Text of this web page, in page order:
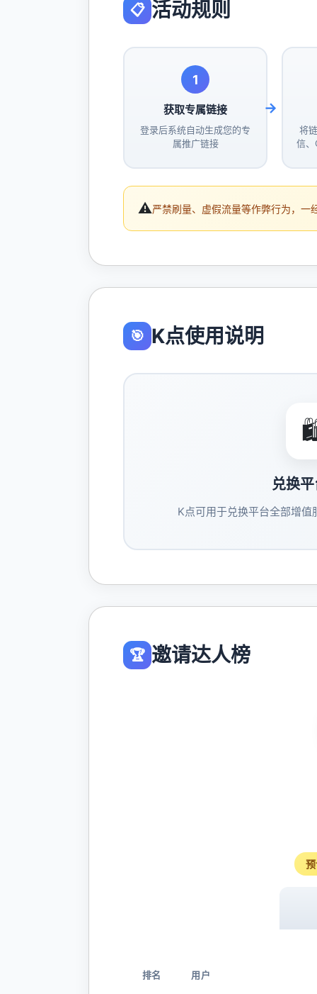
📋 活动规则
1
获取专属链接
登录后系统自动生成您的专
属推广链接
将
信、
⚠️严禁刷量、虚假流量等作弊行为，一
🎯 K点使用说明
兑换
K点可用于兑换平台全部增
🏆 邀请达人榜
排名 用户